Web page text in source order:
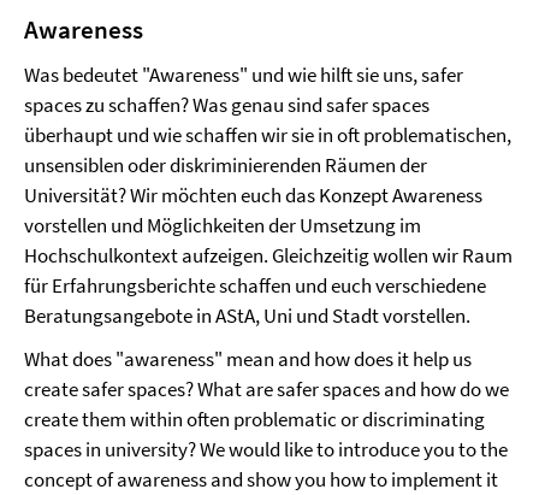
Awareness
Was bedeutet "Awareness" und wie hilft sie uns, safer
spaces zu schaffen? Was genau sind safer spaces
überhaupt und wie schaffen wir sie in oft problematischen,
unsensiblen oder diskriminierenden Räumen der
Universität? Wir möchten euch das Konzept Awareness
vorstellen und Möglichkeiten der Umsetzung im
Hochschulkontext aufzeigen. Gleichzeitig wollen wir Raum
für Erfahrungsberichte schaffen und euch verschiedene
Beratungsangebote in AStA, Uni und Stadt vorstellen.
What does "awareness" mean and how does it help us
create safer spaces? What are safer spaces and how do we
create them within often problematic or discriminating
spaces in university? We would like to introduce you to the
concept of awareness and show you how to implement it